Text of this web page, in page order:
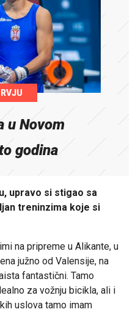
u Novom
godina
upravo si stigao sa
treninzima koje si
na pripreme u Alikante, u
južno od Valensije, na
fantastični. Tamo
za vožnju bicikla, ali i
uslova tamo imam